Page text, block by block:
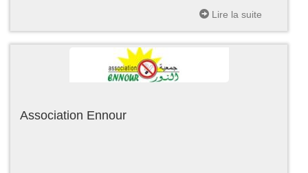
Lire la suite
Association Ennour